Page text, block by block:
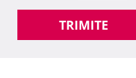
TRIMITE